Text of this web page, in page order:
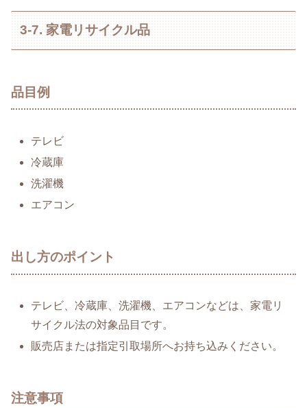
3-7. 家電リサイクル品
品目例
テレビ
冷蔵庫
洗濯機
エアコン
出し方のポイント
テレビ、冷蔵庫、洗濯機、エアコンなどは、家電リ
サイクル法の対象品目です。
販売店または指定引取場所へお持ち込みください。
注意事項